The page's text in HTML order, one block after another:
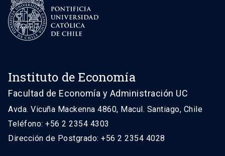
Instituto de Economía
Facultad de Economía y Administración UC
Avda. Vicuña Mackenna 4860, Macul. Santiago, Chile
Teléfono: +56 2 2354 4303
Dirección de Postgrado: +56 2 2354 4028